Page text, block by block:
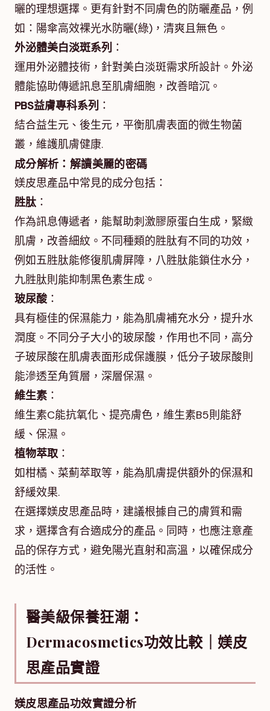
曬的理想選擇。更有針對不同膚色的防曬產品，例
如：陽傘高效裸光水防曬(綠)，清爽且無色。
外泌體美白淡斑系列 ：
運用外泌體技術，針對美白淡斑需求所設計。外泌
體能協助傳遞訊息至肌膚細胞，改善暗沉。
PBS益膚專科系列 ：
結合益生元、後生元，平衡肌膚表面的微生物菌
叢，維護肌膚健康.
成分解析：解讀美麗的密碼
媄皮思產品中常見的成分包括：
胜肽 ：
作為訊息傳遞者，能幫助刺激膠原蛋白生成，緊緻
肌膚，改善細紋。不同種類的胜肽有不同的功效，
例如五胜肽能修復肌膚屏障，八胜肽能鎖住水分，
九胜肽則能抑制黑色素生成。
玻尿酸：
具有極佳的保濕能力，能為肌膚補充水分，提升水
潤度。不同分子大小的玻尿酸，作用也不同，高分
子玻尿酸在肌膚表面形成保護膜，低分子玻尿酸則
能滲透至角質層，深層保濕。
維生素 ：
維生素C能抗氧化、提亮膚色，維生素B5則能舒
緩、保濕。
植物萃取：
如柑橘、菜薊萃取等，能為肌膚提供額外的保濕和
舒緩效果.
在選擇媄皮思產品時，建議根據自己的膚質和需
求，選擇含有合適成分的產品。同時，也應注意產
品的保存方式，避免陽光直射和高溫，以確保成分
的活性。
醫美級保養狂潮：
Dermacosmetics功效比較｜媄皮
思產品實證
媄皮思產品功效實證分析